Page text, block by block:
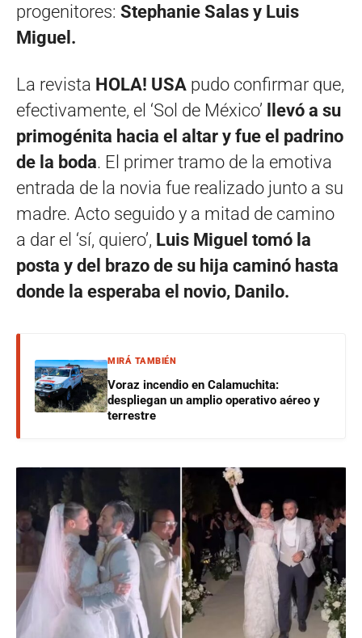
progenitores: Stephanie Salas y Luis
Miguel.
La revista HOLA! USA pudo confirmar que,
efectivamente, el ‘Sol de México’ llevó a su
primogénita hacia el altar y fue el padrino
de la boda. El primer tramo de la emotiva
entrada de la novia fue realizado junto a su
madre. Acto seguido y a mitad de camino
a dar el ‘sí, quiero’, Luis Miguel tomó la
posta y del brazo de su hija caminó hasta
donde la esperaba el novio, Danilo.
MIRÁ TAMBIÉN
Voraz incendio en Calamuchita:
despliegan un amplio operativo aéreo y
terrestre